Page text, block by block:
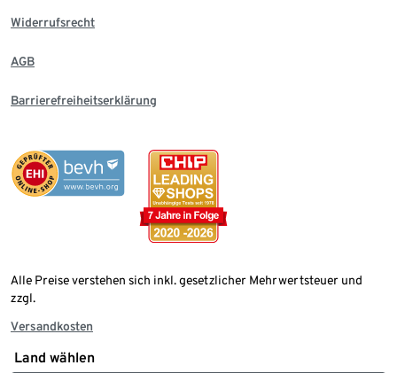
Widerrufsrecht
AGB
Barrierefreiheitserklärung
Alle Preise verstehen sich inkl. gesetzlicher Mehrwertsteuer und
zzgl.
Versandkosten
Land wählen